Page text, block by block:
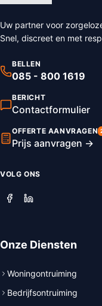
Uw partner voor
Snel, discreet en met
BELLEN
085 - 800 1619
BERICHT
Contactformulier
OFFERTE AANVRAGEN
Prijs aanvragen →
VOLG ONS
Onze Diensten
Woningontruiming
Bedrijfsontruiming